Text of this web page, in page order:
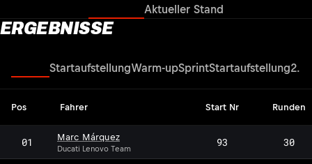
Aktueller Stand
ERGEBNISSE
StartaufstellungWarm-upSprintStartaufstellung2.
Pos Fahrer Start Nr Runden
01 Marc Márquez
Ducati Lenovo Team 93 30